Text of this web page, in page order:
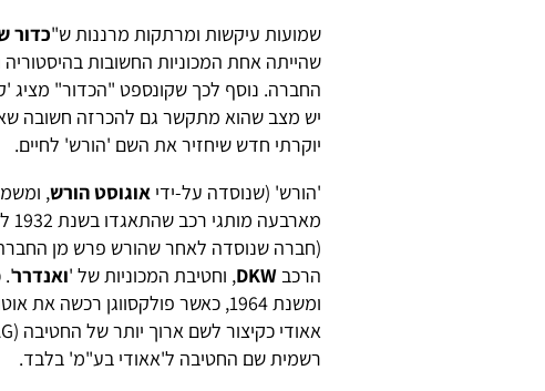
שמועות עיקשות ומרתקות מרננות ש"כדור
שהייתה אחת המכוניות החשובות
החברה. נוסף לכך שקונספט "הכדור" מציג
יש מצב שהוא מתקשר גם להכרזה חשובה
יוקרתי חדש שיחזיר את השם 'הורש' לחיים.
'הורש' (שנוסדה על-ידי אוגוסט הורש,
מארבעה מותגי רכב שהתאגדו בשנת 1932 לחברת '
(חברה שנוסדה לאחר שהורש פרש מן
הרכב DKW, וחטיבת המכוניות של 'ואנדרר'.
רשמית שם החטיבה ל'אאודי בע"מ' בלבד.